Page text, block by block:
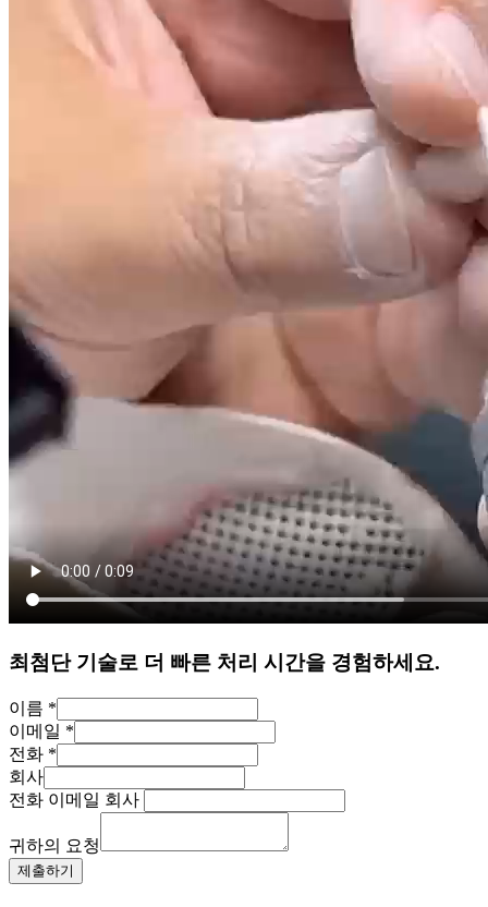
최첨단 기술로 더 빠른 처리 시간을 경험하세요.
이름 *
이메일 *
전화 *
회사
전화 이메일 회사
귀하의 요청
제출하기